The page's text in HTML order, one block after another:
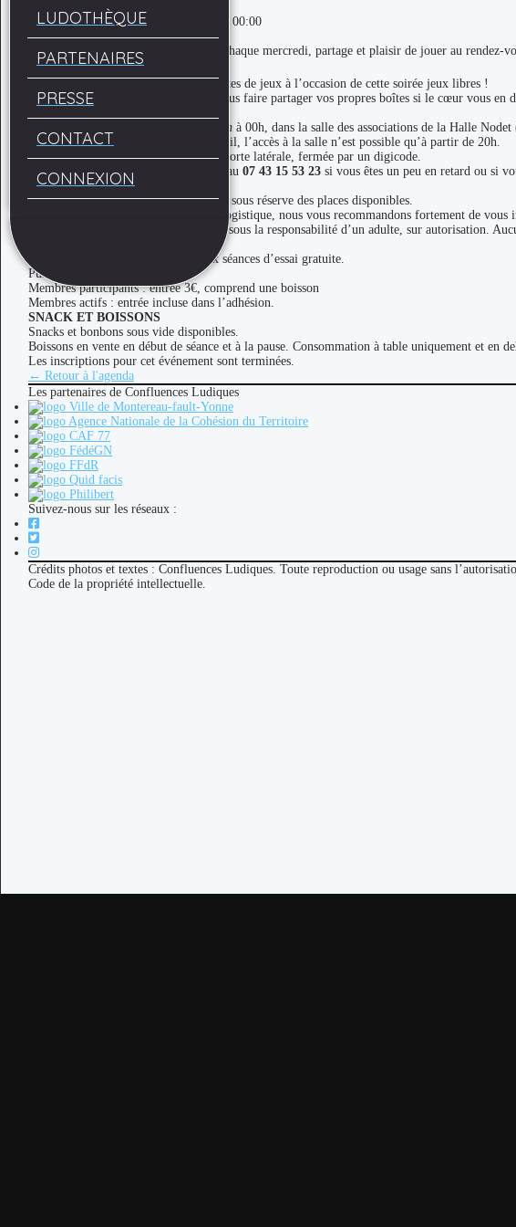
LUDOTHÈQUE
PARTENAIRES
PRESSE
CONTACT
CONNEXION
Dates : 08/07/2026 20:00 - 09/07/2026 00:00
Lieu : Halle Nodet
Soirées jeux Confluences Ludiques ! Chaque mercredi, partage et plaisir de jouer au rendez-
Venez (re)découvrir nos nouvelles boîtes de jeux à l’occasion de cette soirée jeux libres !
Et, comme toujours, n’hésitez pas à nous faire partager vos propres boîtes si le cœur vous en
20h à 00h, dans la salle des associations de la Halle
Afin de vous garantir le meilleur accueil, l’accès à la salle n’est possible qu’à partir de 20h.
Par ailleurs, l’entrée s’effectue par la porte latérale, fermée par un digicode.
N’hésitez pas à contacter l’association au 07 43 15 53 23 si vous êtes un peu en retard ou si
INSCRIPTION
Session limitée à 30 joueurs maximum sous réserve des places disponibles.
Pour des raisons d’organisation et de logistique, nous vous recommandons fortement de
Accueil des mineurs à partir de 16 ans sous la responsabilité d’un adulte, sur autorisation.
Nouveaux joueurs ? Profitez de deux séances d’essai gratuite.
Puis :
Membres participants : entrée 3€, comprend une boisson
Membres actifs : entrée incluse dans l’adhésion.
SNACK ET BOISSONS
Snacks et bonbons sous vide disponibles.
Boissons en vente en début de séance et à la pause. Consommation à table uniquement et en
Les inscriptions pour cet événement sont terminées.
← Retour à l'agenda
Les partenaires de Confluences Ludiques
Suivez-nous sur les réseaux :
Crédits photos et textes : Confluences Ludiques. Toute reproduction ou usage sans
Code de la propriété intellectuelle.